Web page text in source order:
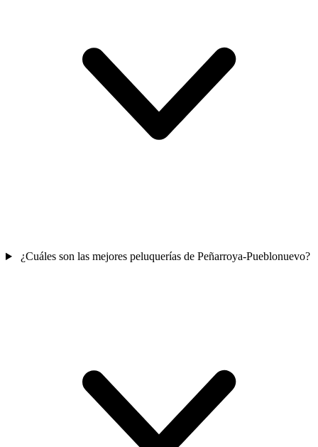
¿Cuáles son las mejores peluquerías de Peñarroya-Pueblonuevo?